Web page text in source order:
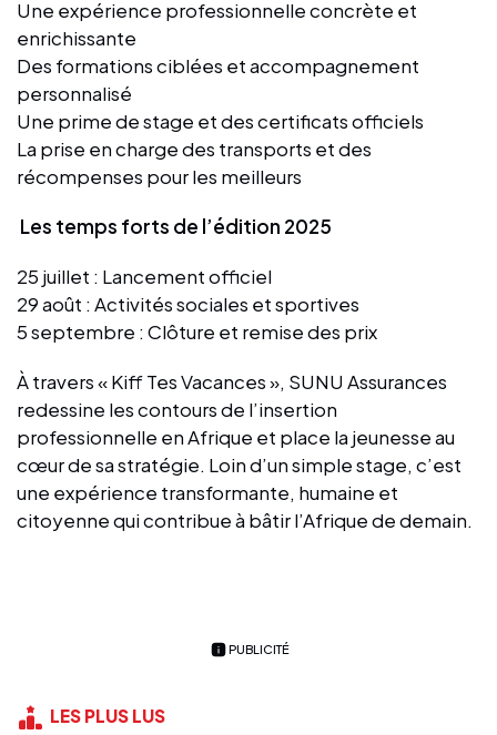
Une expérience professionnelle concrète et
enrichissante
Des formations ciblées et accompagnement
personnalisé
Une prime de stage et des certificats officiels
La prise en charge des transports et des
récompenses pour les meilleurs
Les temps forts de l’édition 2025
25 juillet : Lancement officiel
29 août : Activités sociales et sportives
5 septembre : Clôture et remise des prix
À travers « Kiff Tes Vacances », SUNU Assurances
redessine les contours de l’insertion
professionnelle en Afrique et place la jeunesse au
cœur de sa stratégie. Loin d’un simple stage, c’est
une expérience transformante, humaine et
citoyenne qui contribue à bâtir l’Afrique de demain.
PUBLICITÉ
LES PLUS LUS